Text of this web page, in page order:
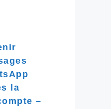
la
–